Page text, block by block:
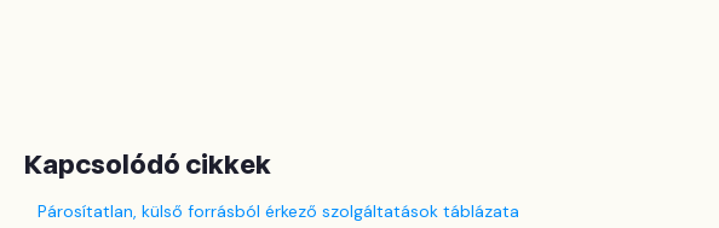
Kapcsolódó cikkek
Párosítatlan, külső forrásból érkező szolgáltatások táblázata